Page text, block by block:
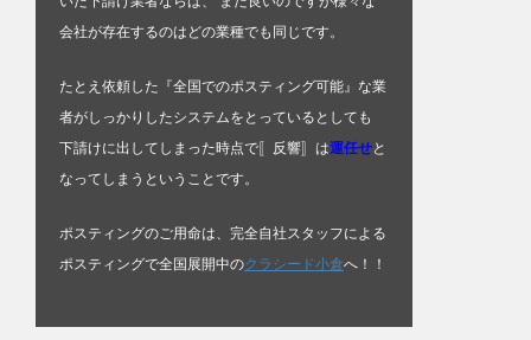
会社が存在するのはどの業種でも同じです。
たとえ依頼した『全国でのポスティング可能』な業
者がしっかりしたシステムをとっているとしても
下請けに出してしまった時点で〚反響〛は運任せと
なってしまうということです。
ポスティングのご用命は、完全自社スタッフによる
ポスティングで全国展開中のクラシード小倉へ！！